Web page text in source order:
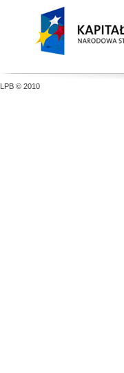
LPB © 2010